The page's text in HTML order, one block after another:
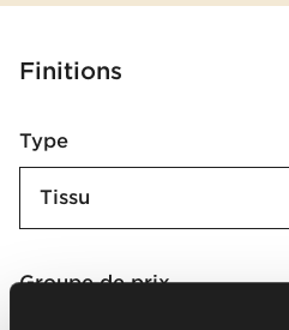
Finitions
Type
Tissu
Groupe de prix